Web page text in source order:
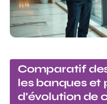
Comparatif
les banques et
d’évolution de